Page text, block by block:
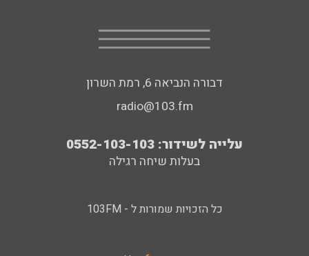
דבורה הנביאה 6, רמת השרון
radio@103.fm
עלייה לשידור: 0552-103-103
בעלות שיחה רגילה
כל הזכויות שמורות ל - 103FM